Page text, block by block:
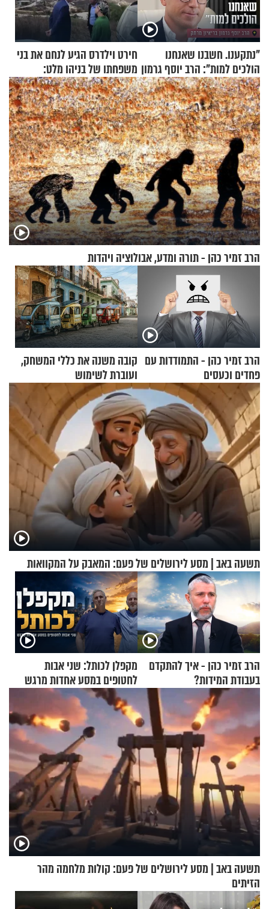
"נתקענו. חשבנו שאנחנו
הולכים למות": הרב יוסף גרמון
בריאיון מרתק
חירט וילדרס הגיע לנחם את בני
משפחתו של בניהו מלט:
"מיליונים באירופה תומכים
בכם"
הרב זמיר כהן - תורה ומדע, אבולוציה ויהדות
הרב זמיר כהן - התמודדות עם
פחדים וכעסים
קובה משנה את כללי המשחק,
ועוברת לשימוש
בתלת־אופנועים סולאריים
תשעה באב | מסע לירושלים של פעם: המאבק על המקוואות
הרב זמיר כהן - איך להתקדם
בעבודת המידות?
מקפלן לכותל: שני אבות
לחטופים במסע אחדות מרגש
תשעה באב | מסע לירושלים של פעם: קולות מלחמה מהר
הזיתים